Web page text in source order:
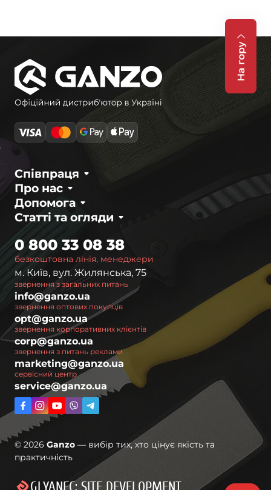
На гору
Про нас
Співпраця
Статті та огляди
Допомога
безкоштовна лінія, менеджери
0 800 33 08 38
м. Київ, вул. Жилянська, 75
звернення з загальних питань
info@ganzo.ua
звернення оптових покупців
opt@ganzo.ua
звернення корпоративних клієнтів
corp@ganzo.ua
звернення з питань реклами
marketing@ganzo.ua
сервісний центр
service@ganzo.ua
© 2026 Ganzo — вибір тих, хто цінує якість та
практичність